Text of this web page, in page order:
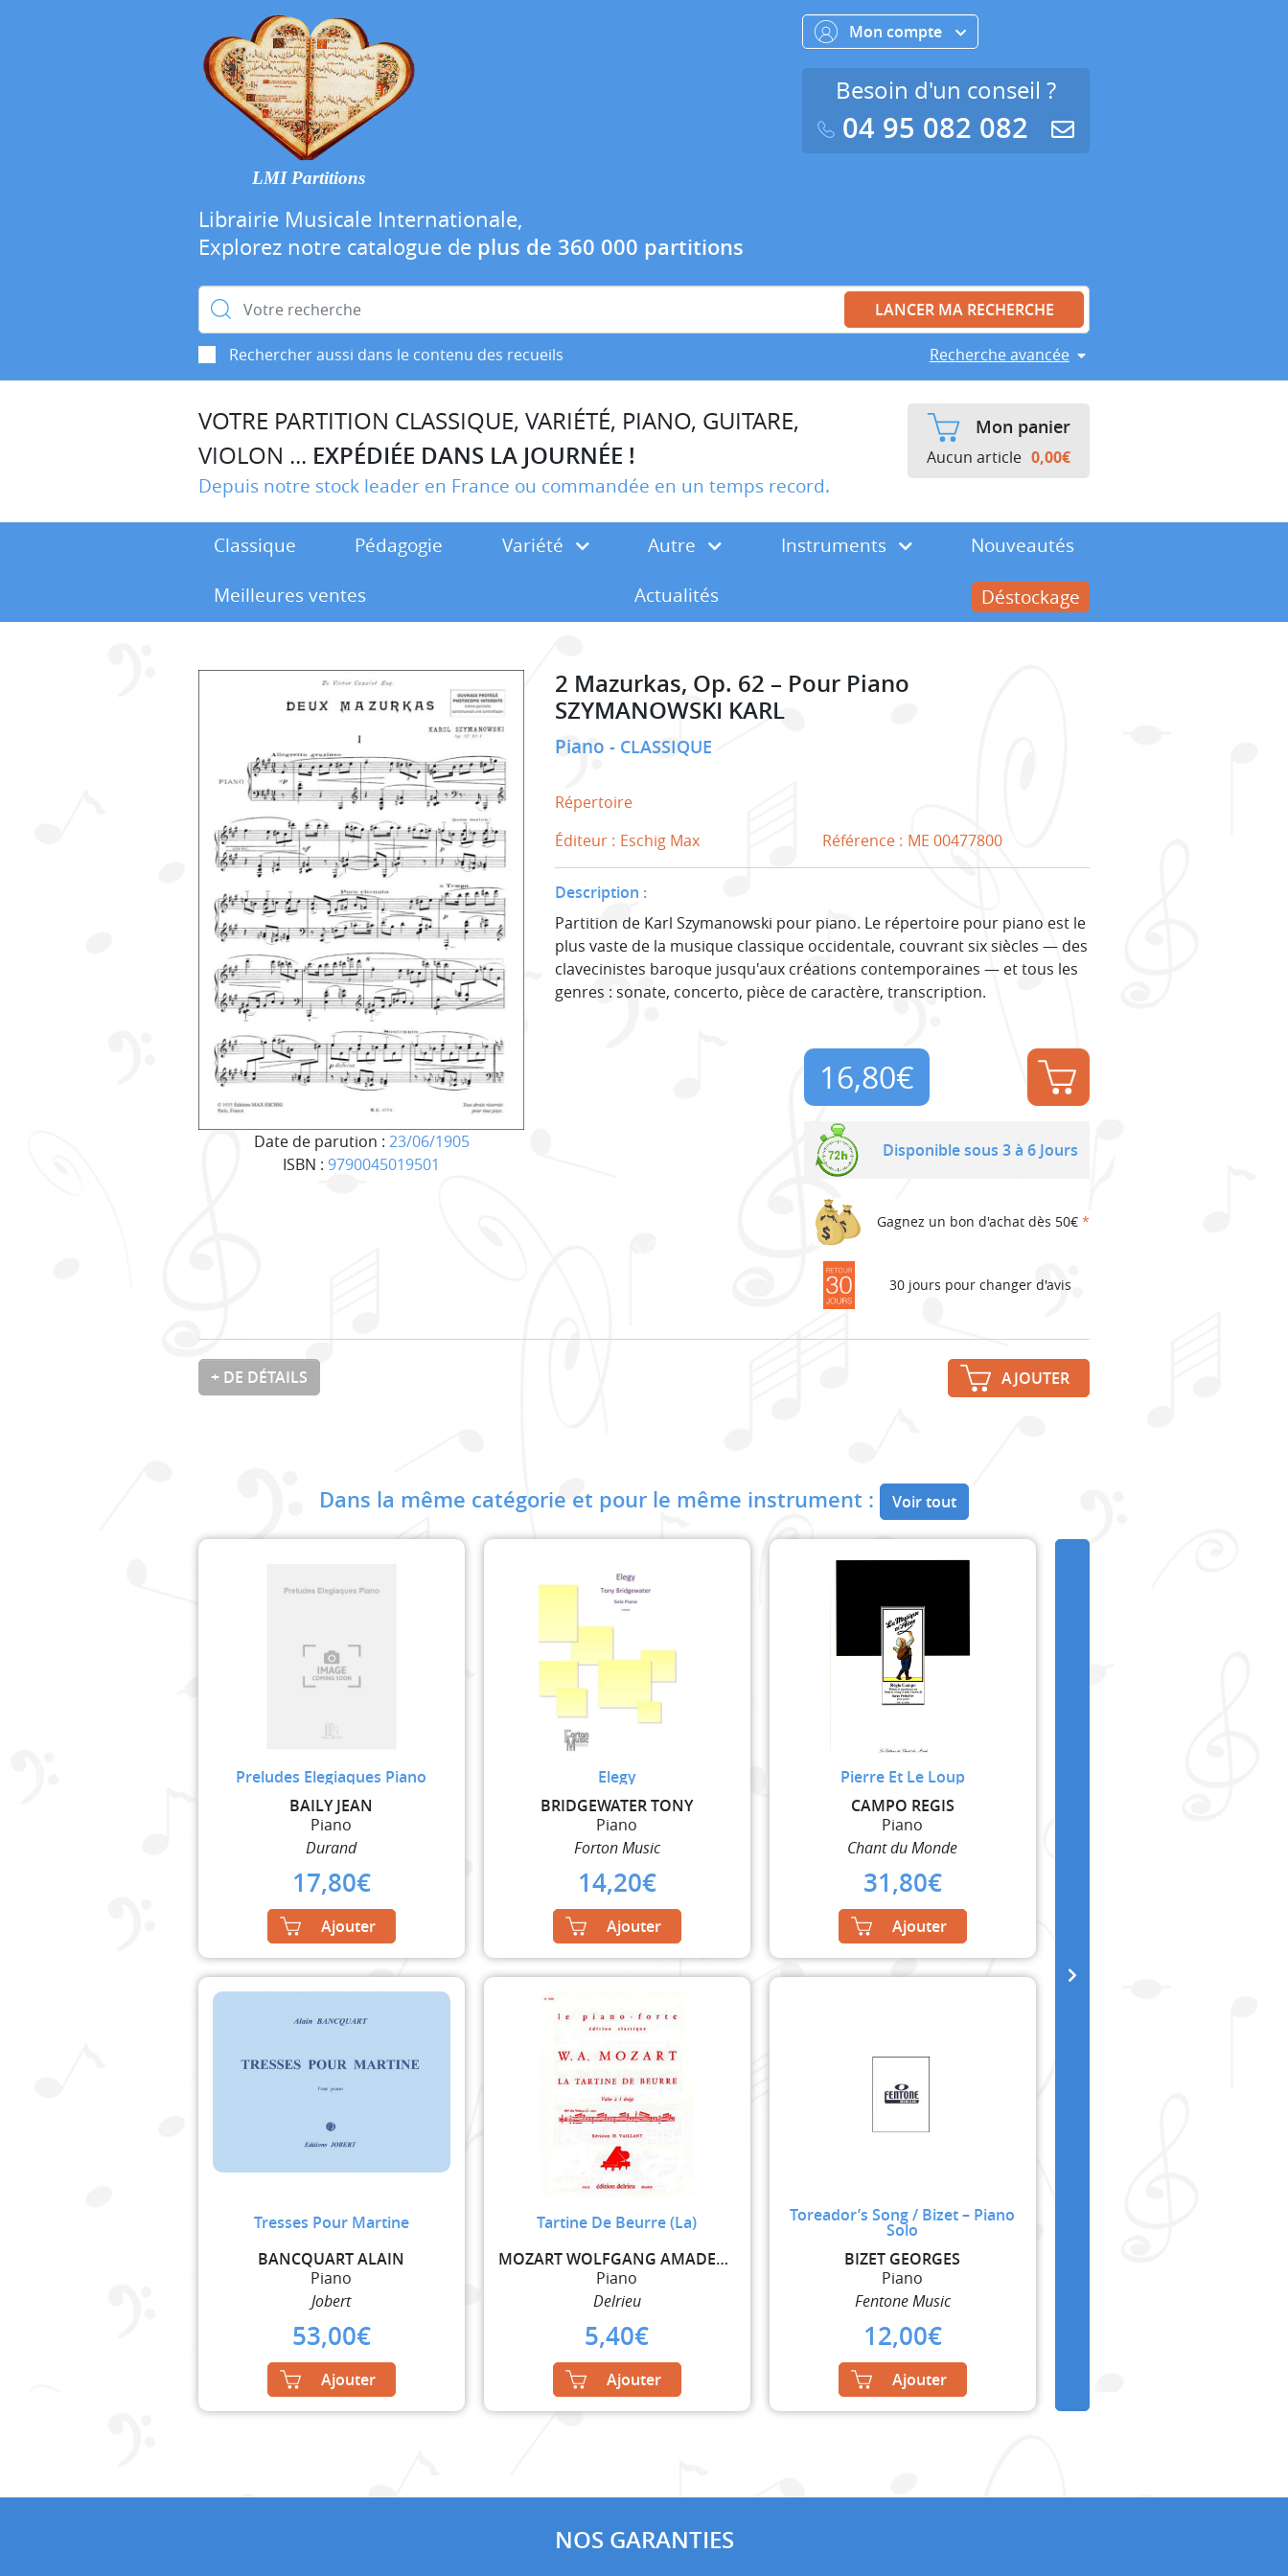
LMI Partitions
Librairie Musicale Internationale,
Explorez notre catalogue de plus de 360 000 partitions
Rechercher :
Rechercher aussi dans le contenu des recueils Recherche avancée
Mon compte
Besoin d'un conseil ?
04 95 082 082
VOTRE PARTITION CLASSIQUE, VARIÉTÉ, PIANO, GUITARE,
VIOLON ... EXPÉDIÉE DANS LA JOURNÉE !
Depuis notre stock leader en France ou commandée en un temps record.
Mon panier
Aucun article 0,00€
Classique Pédagogie Variété Autre Instruments
Nouveautés
Meilleures ventes
Actualités Déstockage
Date de parution : 23/06/1905
ISBN : 9790045019501
2 Mazurkas, Op. 62 – Pour Piano
SZYMANOWSKI KARL
Piano CLASSIQUE
Répertoire
Éditeur : Eschig Max Référence : ME 00477800
Description :
Partition de Karl Szymanowski pour piano. Le répertoire pour piano est le
plus vaste de la musique classique occidentale, couvrant six siècles — des
clavecinistes baroque jusqu'aux créations contemporaines — et tous les
genres : sonate, concerto, pièce de caractère, transcription.
16,80€
Disponible sous 3 à 6 Jours
Gagnez un bon d'achat dès 50€ *
30 jours pour changer d'avis
+ DE DÉTAILS AJOUTER
Dans la même catégorie et pour le même instrument : Voir tout
Preludes Elegiaques Piano
BAILY JEAN
Piano
Durand
17,80€
Ajouter
Elegy
BRIDGEWATER TONY
Piano
Forton Music
14,20€
Ajouter
Pierre Et Le Loup
CAMPO REGIS
Piano
Chant du Monde
31,80€
Ajouter
Tresses Pour Martine
BANCQUART ALAIN
Piano
Jobert
53,00€
Ajouter
Tartine De Beurre (La)
MOZART WOLFGANG AMADEUS
Piano
Delrieu
5,40€
Ajouter
Toreador’s Song / Bizet – Piano
Solo
BIZET GEORGES
Piano
Fentone Music
12,00€
Ajouter
NOS GARANTIES